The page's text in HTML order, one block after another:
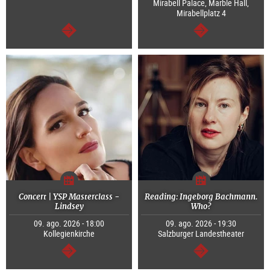
continuar
Mirabell Palace, Marble Hall,
Mirabellplatz 4
continuar
Concert | YSP Masterclass -
Lindsey
09. ago. 2026 - 18:00
Kollegienkirche
continuar
Reading: Ingeborg Bachmann.
Who?
09. ago. 2026 - 19:30
Salzburger Landestheater
continuar